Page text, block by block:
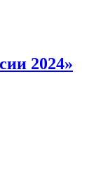
2024»